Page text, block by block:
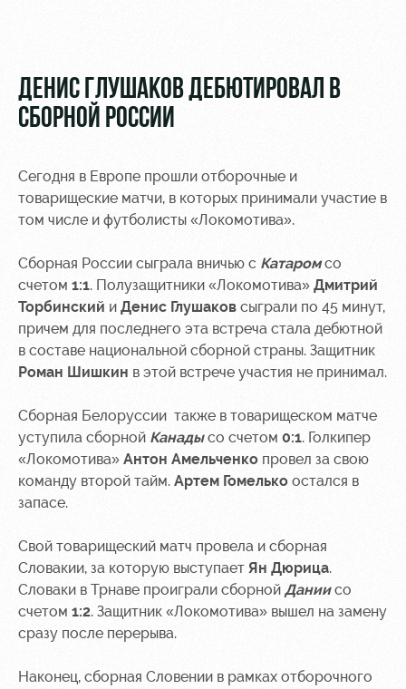
МГН
РЖД
Арена
Организация
мероприятий
Аренда
полей
Аренда
Ледовый
дворец
Занятия
спортом
Отбор
Старт
Локо-Лето
Академия
Как
Руководство
Контакты
Академии
Информация
для
Банковская
карта
«Локомотив»
Заставки
Карта
болельщика
Программа
Информация
для
болельщиков
МГН
ДЕНИС ГЛУШАКОВ ДЕБЮТИРОВАЛ В
СБОРНОЙ РОССИИ
Сегодня в Европе прошли отборочные и
товарищеские матчи, в которых принимали участие в
том числе и футболисты «Локомотива».
Сборная России сыграла вничью с Катаромсо
счетом 1:1. Полузащитники «Локомотива» Дмитрий
Торбинский и Денис Глушаков сыграли по 45 минут,
причем для последнего эта встреча стала дебютной
в составе национальной сборной страны. Защитник
Роман Шишкин в этой встрече участия не принимал.
Сборная Белоруссии также в товарищеском матче
уступила сборной Канадысо счетом 0:1. Голкипер
«Локомотива» Антон Амельченко провел за свою
команду второй тайм. Артем Гомелько остался в
запасе.
Свой товарищеский матч провела и сборная
Словакии, за которую выступает Ян Дюрица.
Словаки в Трнаве проиграли сборной Даниисо
счетом 1:2. Защитник «Локомотива» вышел на замену
сразу после перерыва.
Наконец, сборная Словении в рамках отборочного